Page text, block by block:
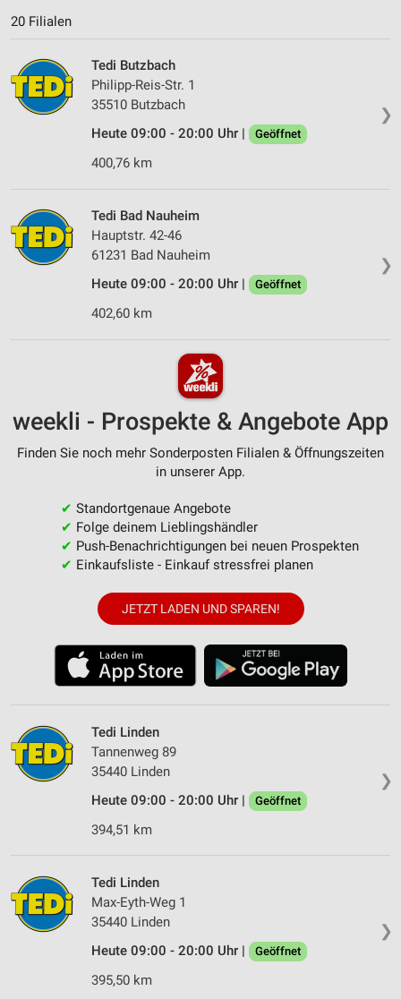
20 Filialen
❯
Tedi Butzbach
Philipp-Reis-Str. 1
35510 Butzbach
Heute 09:00 - 20:00 Uhr |
Geöffnet
400,76 km
❯
Tedi Bad Nauheim
Hauptstr. 42-46
61231 Bad Nauheim
Heute 09:00 - 20:00 Uhr |
Geöffnet
402,60 km
weekli - Prospekte & Angebote App
Finden Sie noch mehr Sonderposten Filialen & Öffnungszeiten
in unserer App.
✔ Standortgenaue Angebote
✔ Folge deinem Lieblingshändler
✔ Push-Benachrichtigungen bei neuen Prospekten
✔ Einkaufsliste - Einkauf stressfrei planen
JETZT LADEN UND SPAREN!
❯
Tedi Linden
Tannenweg 89
35440 Linden
Heute 09:00 - 20:00 Uhr |
Geöffnet
394,51 km
❯
Tedi Linden
Max-Eyth-Weg 1
35440 Linden
Heute 09:00 - 20:00 Uhr |
Geöffnet
395,50 km